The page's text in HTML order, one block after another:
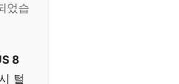
었습
8
털